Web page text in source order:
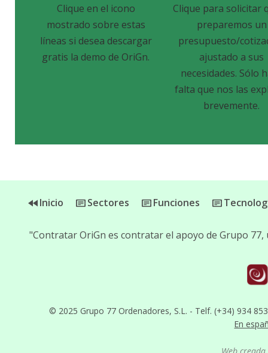
Clique en el icono
mostrado sobre estas
líneas si desea descargar
gratis la demo de OriGn.
Clique para solicitar
preparemos un
presupuesto/
ajustado a sus
necesidades. Sólo
falta que nos las
brevemente.
Inicio Sectores Funciones
© 2025 Grupo 77 Ordenadores, S.L. - Telf. (+34) 934
En
"Contratar OriGn es contratar el apoyo de Grupo